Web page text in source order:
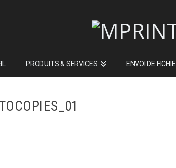
PRODUITS & SERVICES ENVOI DE